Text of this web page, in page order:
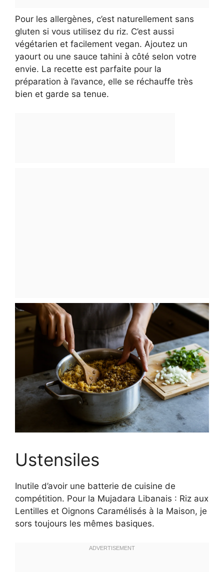
Pour les allergènes, c’est naturellement sans
gluten si vous utilisez du riz. C’est aussi
végétarien et facilement vegan. Ajoutez un
yaourt ou une sauce tahini à côté selon votre
envie. La recette est parfaite pour la
préparation à l’avance, elle se réchauffe très
bien et garde sa tenue.
Ustensiles
Inutile d’avoir une batterie de cuisine de
compétition. Pour la Mujadara Libanais : Riz aux
Lentilles et Oignons Caramélisés à la Maison, je
sors toujours les mêmes basiques.